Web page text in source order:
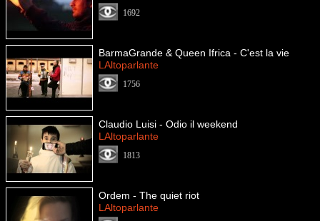
1692
BarmaGrande & Queen Ifrica - C'est la vie
LAltoparlante
1756
Claudio Luisi - Odio il weekend
LAltoparlante
1813
Ordem - The quiet riot
LAltoparlante